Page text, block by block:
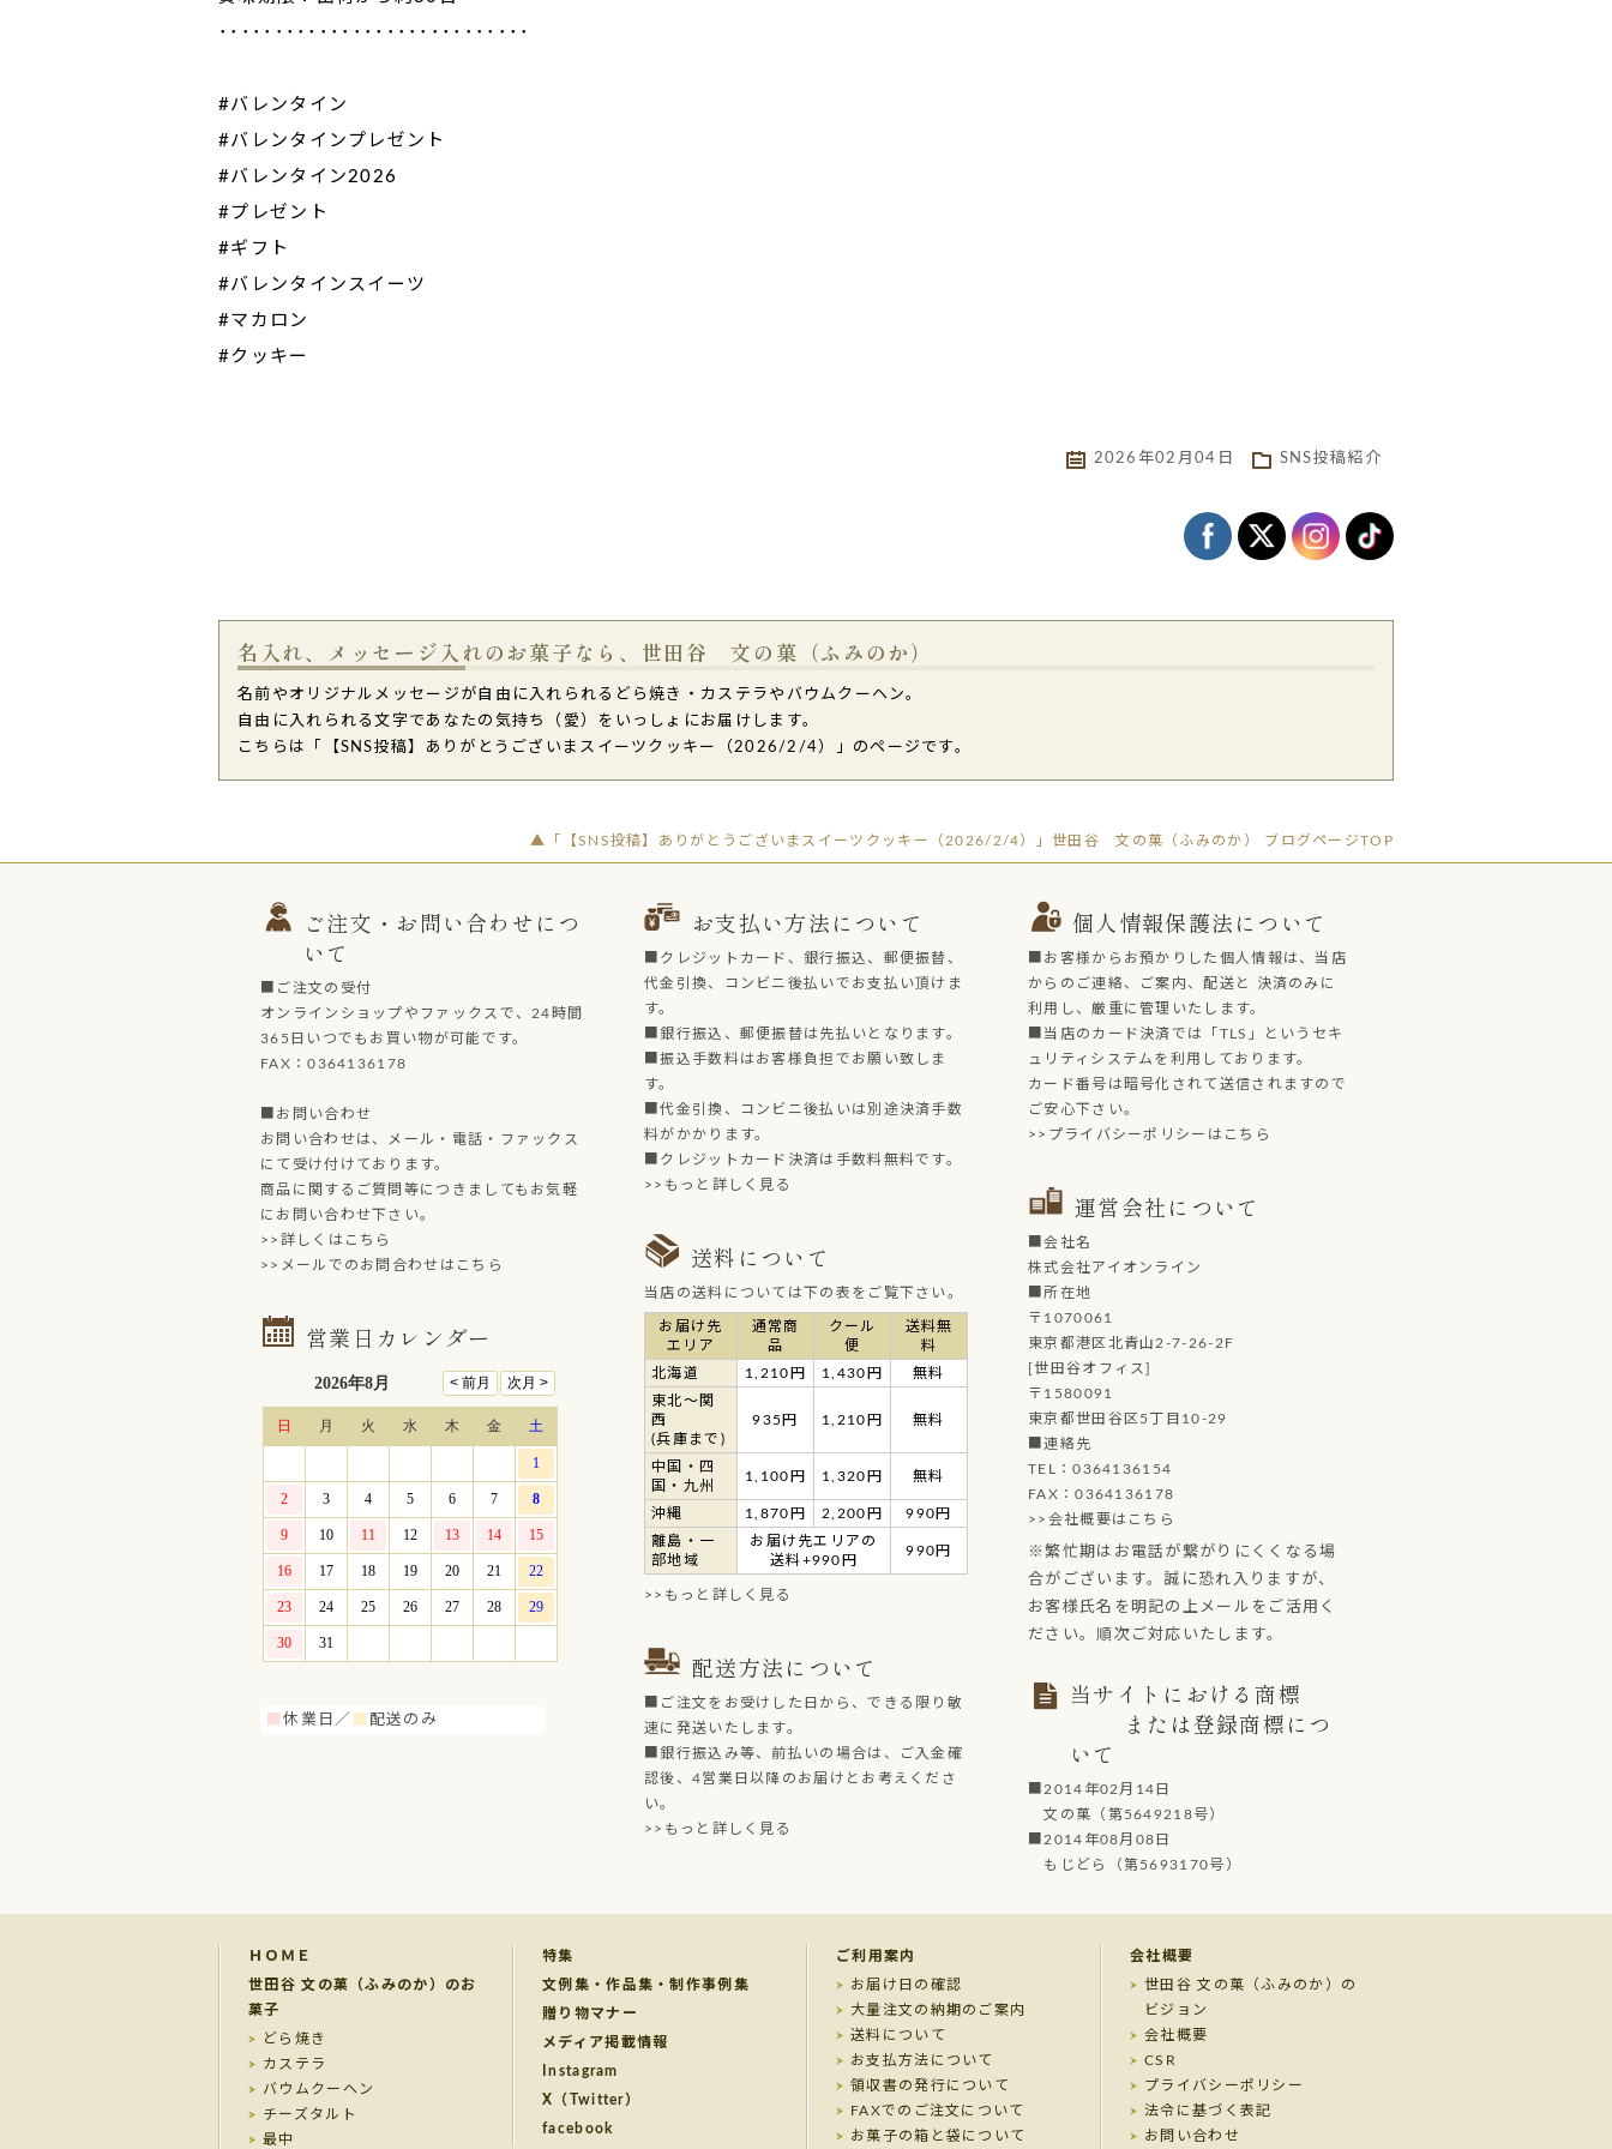
････････････････････････････
#バレンタイン
#バレンタインプレゼント
#バレンタイン2026
#プレゼント
#ギフト
#バレンタインスイーツ
#マカロン
#クッキー
2026年02月04日 SNS投稿紹介
名入れ、メッセージ入れのお菓子なら、世田谷 文の菓（ふみのか）
名前やオリジナルメッセージが自由に入れられるどら焼き・カステラやバウムクーヘン。
自由に入れられる文字であなたの気持ち（愛）をいっしょにお届けします。
こちらは「【SNS投稿】ありがとうございまスイーツクッキー（2026/2/4）」のページです。
▲「【SNS投稿】ありがとうございまスイーツクッキー（2026/2/4）」世田谷 文の菓（ふみのか） ブログページTOP
ご注文・お問い合わせにつ
いて
■ご注文の受付
オンラインショップやファックスで、24時間
365日いつでもお買い物が可能です。
FAX：0364136178
■お問い合わせ
お問い合わせは、メール・電話・ファックス
にて受け付けております。
商品に関するご質問等につきましてもお気軽
にお問い合わせ下さい。
>>詳しくはこちら
>>メールでのお問合わせはこちら
営業日カレンダー
■休業日／ 配送のみ
お支払い方法について
■クレジットカード、銀行振込、郵便振替、
代金引換、コンビニ後払いでお支払い頂けま
す。
■銀行振込、郵便振替は先払いとなります。
■振込手数料はお客様負担でお願い致しま
す。
■代金引換、コンビニ後払いは別途決済手数
料がかかります。
■クレジットカード決済は手数料無料です。
>>もっと詳しく見る
送料について
当店の送料については下の表をご覧下さい。
お届け先
エリア
通常商
品
クール
便
送料無
料
北海道
1,210円 1,430円
無料
東北～関
西
(兵庫まで)
935円 1,210円 無料
中国・四
国・九州
1,100円 1,320円 無料
沖縄 1,870円 2,200円
990円
離島・一
部地域
お届け先エリアの
送料+990円
990円
>>もっと詳しく見る
配送方法について
■ご注文をお受けした日から、できる限り敏
速に発送いたします。
■銀行振込み等、前払いの場合は、ご入金確
認後、4営業日以降のお届けとお考えくださ
い。
>>もっと詳しく見る
個人情報保護法について
■お客様からお預かりした個人情報は、当店
からのご連絡、ご案内、配送と 決済のみに
利用し、厳重に管理いたします。
■当店のカード決済では「TLS」というセキ
ュリティシステムを利用しております。
カード番号は暗号化されて送信されますので
ご安心下さい。
>>プライバシーポリシーはこちら
運営会社について
■会社名
株式会社アイオンライン
■所在地
〒1070061
東京都港区北青山2-7-26-2F
[世田谷オフィス]
〒1580091
東京都世田谷区5丁目10-29
■連絡先
TEL：0364136154
FAX：0364136178
>>会社概要はこちら
※繁忙期はお電話が繋がりにくくなる場
合がございます。誠に恐れ入りますが、
お客様氏名を明記の上メールをご活用く
ださい。順次ご対応いたします。
当サイトにおける商標
または登録商標につ
いて
■2014年02月14日
文の菓（第5649218号）
■2014年08月08日
もじどら（第5693170号）
ＨＯＭＥ
世田谷 文の菓（ふみのか）のお
菓子
どら焼き
カステラ
バウムクーヘン
チーズタルト
最中
特集
文例集・作品集・制作事例集
贈り物マナー
メディア掲載情報
Instagram
X（Twitter）
facebook
ご利用案内
お届け日の確認
大量注文の納期のご案内
送料について
お支払方法について
領収書の発行について
FAXでのご注文について
お菓子の箱と袋について
会社概要
世田谷 文の菓（ふみのか）の
ビジョン
会社概要
CSR
プライバシーポリシー
法令に基づく表記
お問い合わせ